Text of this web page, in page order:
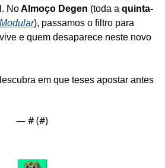
No Almoço Degen (toda a quinta-
Modular), passamos o filtro para
e quem desaparece neste novo
em que teses apostar antes
— # (#)